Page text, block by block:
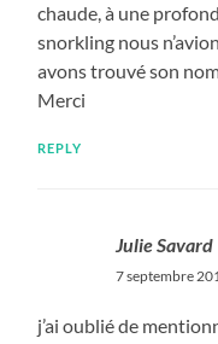
chaude, à une
snorkling nous
avons trouvé son
Merci
REPLY
Julie Savard
7 septembre
j’ai oublié de